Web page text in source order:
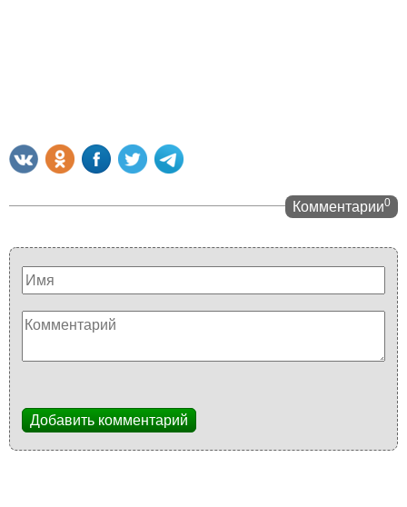
Комментарии0
Добавить комментарий